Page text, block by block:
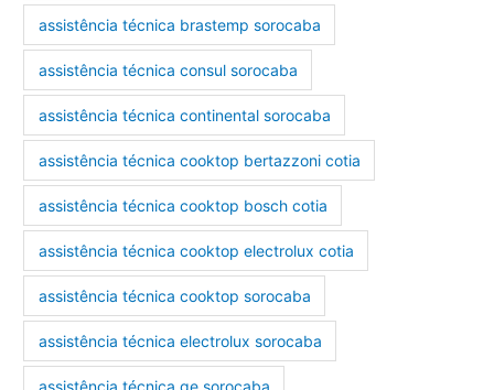
assistência técnica brastemp sorocaba
assistência técnica consul sorocaba
assistência técnica continental sorocaba
assistência técnica cooktop bertazzoni cotia
assistência técnica cooktop bosch cotia
assistência técnica cooktop electrolux cotia
assistência técnica cooktop sorocaba
assistência técnica electrolux sorocaba
assistência técnica ge sorocaba